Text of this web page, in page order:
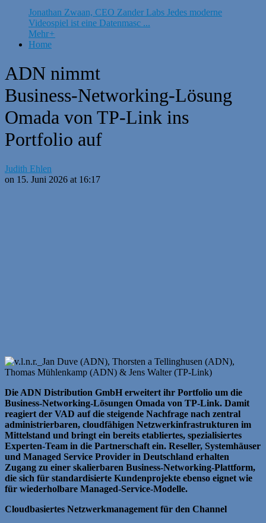
Jonathan Zwaan, CEO Zander Labs Jedes moderne
Videospiel ist eine Datenmasc ...
Mehr+
Home
ADN nimmt
Business‑Networking‑Lösung
Omada von TP-Link ins
Portfolio auf
Judith Ehlen
on 15. Juni 2026 at 16:17
Die ADN Distribution GmbH erweitert ihr Portfolio um die
Business‑Networking‑Lösungen Omada von TP‑Link. Damit
reagiert der VAD auf die steigende Nachfrage nach zentral
administrierbaren, cloudfähigen Netzwerkinfrastrukturen im
Mittelstand und bringt ein bereits etabliertes, spezialisiertes
Experten-Team in die Partnerschaft ein. Reseller, Systemhäuser
und Managed Service Provider in Deutschland erhalten
Zugang zu einer skalierbaren Business-Networking-Plattform,
die sich für standardisierte Kundenprojekte ebenso eignet wie
für wiederholbare Managed-Service-Modelle.
Cloudbasiertes Netzwerkmanagement für den Channel